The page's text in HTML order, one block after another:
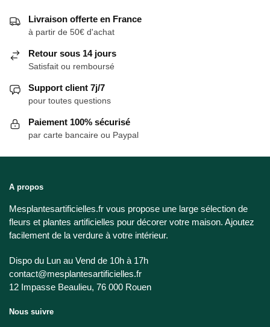
Livraison offerte en France
à partir de 50€ d'achat
Retour sous 14 jours
Satisfait ou remboursé
Support client 7j/7
pour toutes questions
Paiement 100% sécurisé
par carte bancaire ou Paypal
A propos
Mesplantesartificielles.fr vous propose une large sélection de
fleurs et plantes artificielles pour décorer votre maison. Ajoutez
facilement de la verdure à votre intérieur.
Dispo du Lun au Vend de 10h à 17h
contact@mesplantesartificielles.fr
12 Impasse Beaulieu, 76 000 Rouen
Nous suivre